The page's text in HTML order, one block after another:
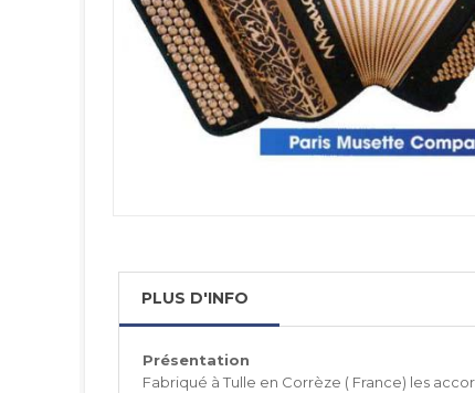
PLUS D'INFO
Présentation
Fabriqué à Tulle en Corrèze ( France) les